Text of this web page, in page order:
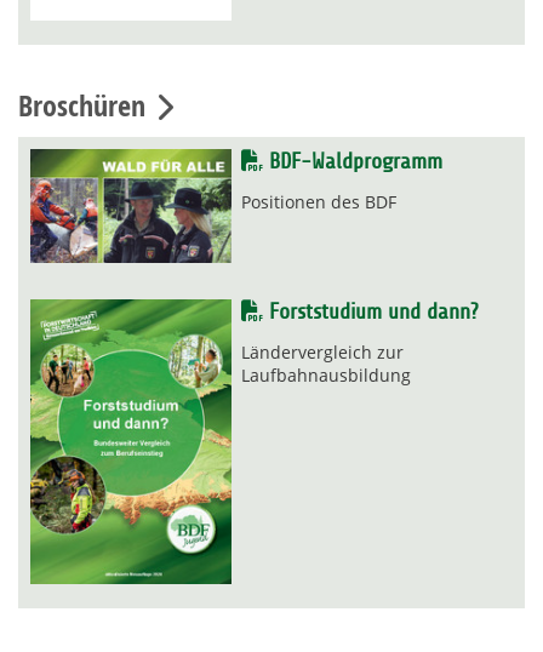
Broschüren
BDF-Waldprogramm
Positionen des BDF
Forststudium und dann?
Ländervergleich zur
Laufbahnausbildung